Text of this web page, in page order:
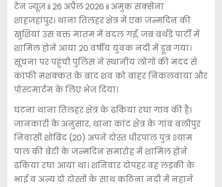
टेन न्यूज़ ii 26 अप्रैल 2026 ii अमुक सक्सेना
शाहजहांपुर। थाना तिलहर क्षेत्र में एक जन्मदिन की
खुशियां उस वक्त मातम में बदल गईं, जब बर्थडे पार्टी में
शामिल होने आया 20 वर्षीय युवक नदी में डूब गया।
सूचना पर पहुंची पुलिस ने स्थानीय लोगों की मदद से
काफी मशक्कत के बाद शव को बाहर निकलवाया और
पोस्टमार्टम के लिए भेज दिया।
घटना थाना तिलहर क्षेत्र के ढकिया रघा गांव की है।
जानकारी के अनुसार, थाना कांट क्षेत्र के गांव बलीपुर
निवासी शोबिंद (20) अपने दोस्त धीरपाल पुत्र श्याम
पाल की बेटी के जन्मदिन समारोह में शामिल होने
ढकिया रघा आया था। शनिवार दोपहर वह लड़की के
भाई व अन्य दो दोस्तों के साथ कठिना नदी में नहाने